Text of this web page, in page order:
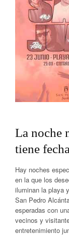
La noche
tiene fecha
Hay noches
en la que los
iluminan la playa
San Pedro
esperadas con
vecinos y
entretenimiento